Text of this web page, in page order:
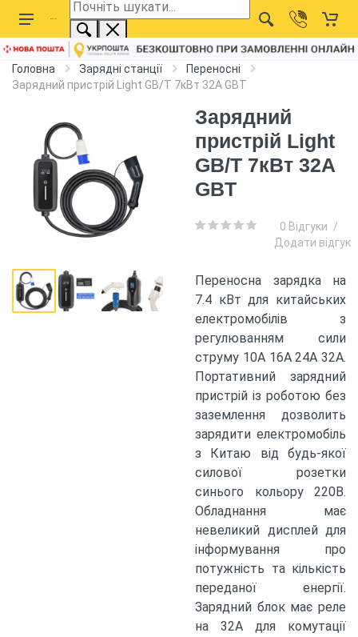
Головна Зарядні станції
Переносні
Зарядний пристрій Light GB/T 7кВт 32А GBT
Зарядний
пристрій Light
GB/T 7кВт 32А
GBT
0 Відгуки /
Додати відгук
Переносна зарядка на
7.4 кВт для китайських
електромобілів з
регулюванням сили
струму 10А 16А 24A 32А.
Портативний зарядний
пристрій із роботою без
заземлення дозволить
зарядити електромобіль
з Китаю від будь-якої
силової розетки
синього кольору 220В.
Обладнання має
невеликий дисплей для
інформування про
потужність та кількість
переданої енергії.
Зарядний блок має реле
на 32А для комутації